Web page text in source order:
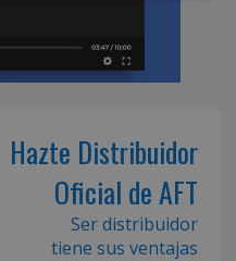
Hazte Distribuidor
Oficial de AFT
Ser distribuidor
tiene sus ventajas